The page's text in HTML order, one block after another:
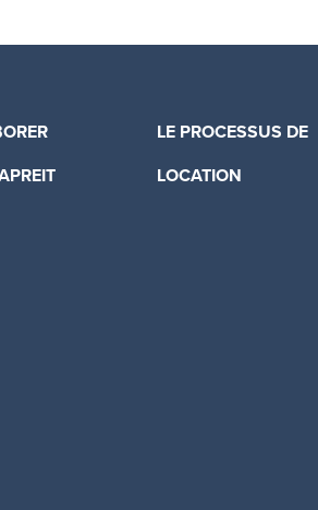
LE PROCESSUS DE
LOCATION
Canadian